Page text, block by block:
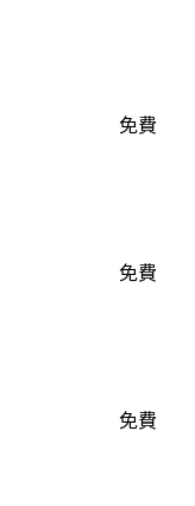
免費
免費
免費